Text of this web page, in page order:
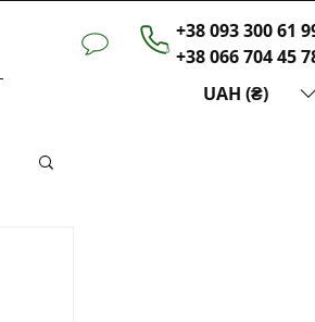
+38 093 300 61
+38 066 704 45
UAH (₴)